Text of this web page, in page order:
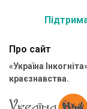
Про сайт
«Україна
краєзнавства.